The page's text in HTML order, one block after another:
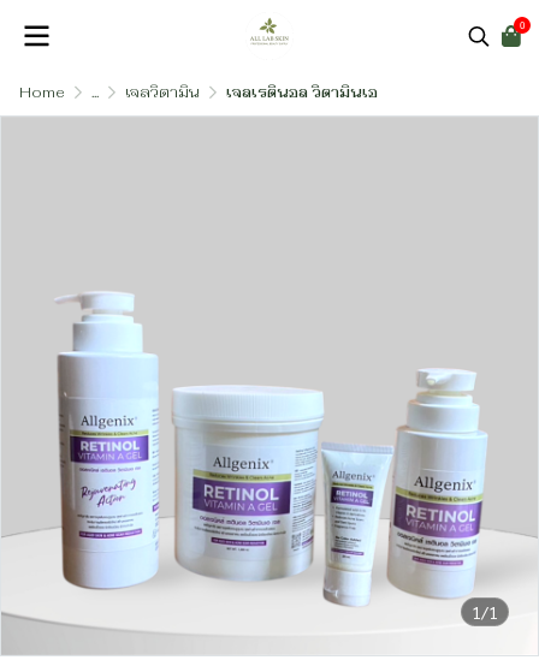
0
Home ... เจลวิตามิน เจลเรตินอล วิตามินเอ
1/1